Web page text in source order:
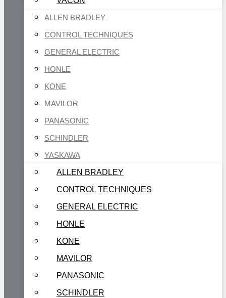
ALLEN BRADLEY
CONTROL TECHNIQUES
GENERAL ELECTRIC
HONLE
KONE
MAVILOR
PANASONIC
SCHINDLER
YASKAWA
ALLEN BRADLEY
CONTROL TECHNIQUES
GENERAL ELECTRIC
HONLE
KONE
MAVILOR
PANASONIC
SCHINDLER